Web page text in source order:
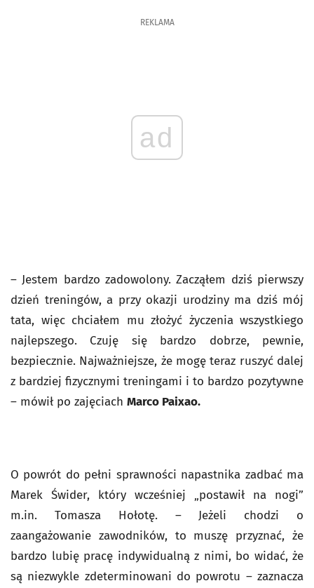
REKLAMA
ad
– Jestem bardzo zadowolony. Zacząłem dziś pierwszy
dzień treningów, a przy okazji urodziny ma dziś mój
tata, więc chciałem mu złożyć życzenia wszystkiego
najlepszego. Czuję się bardzo dobrze, pewnie,
bezpiecznie. Najważniejsze, że mogę teraz ruszyć dalej
z bardziej fizycznymi treningami i to bardzo pozytywne
– mówił po zajęciach Marco Paixao.
O powrót do pełni sprawności napastnika zadbać ma
Marek Świder, który wcześniej „postawił na nogi”
m.in. Tomasza Hołotę. – Jeżeli chodzi o
zaangażowanie zawodników, to muszę przyznać, że
bardzo lubię pracę indywidualną z nimi, bo widać, że
są niezwykle zdeterminowani do powrotu – zaznacza